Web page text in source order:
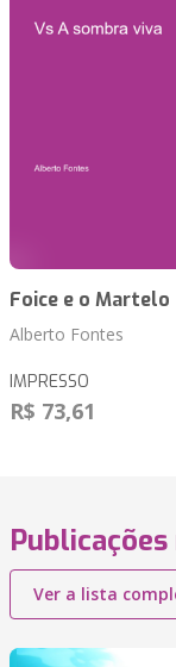
Foice e o Martelo
Alberto Fontes
IMPRESSO
R$ 73,61
Ver a lista